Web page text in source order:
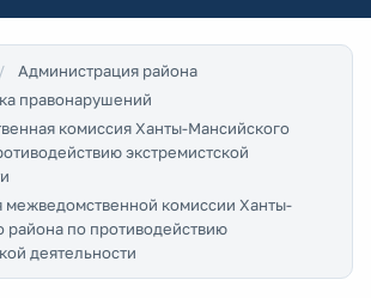
Администрация района
правонарушений
комиссия Ханты-Мансийского
экстремистской
комиссии Ханты-
района по противодействию
деятельности